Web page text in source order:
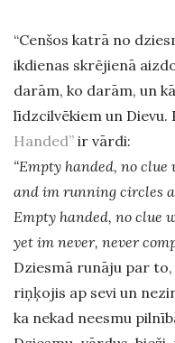
“Cenšos katrā no
ikdienas skrējienā
darām, ko darām, un
līdzcilvēkiem un Dievu.
Handed” ir vārdi:
“Empty handed, no
and im running circles
Empty handed, no clue
yet im never, never
Dziesmā runāju par
riņķojis ap sevi un
ka nekad neesmu